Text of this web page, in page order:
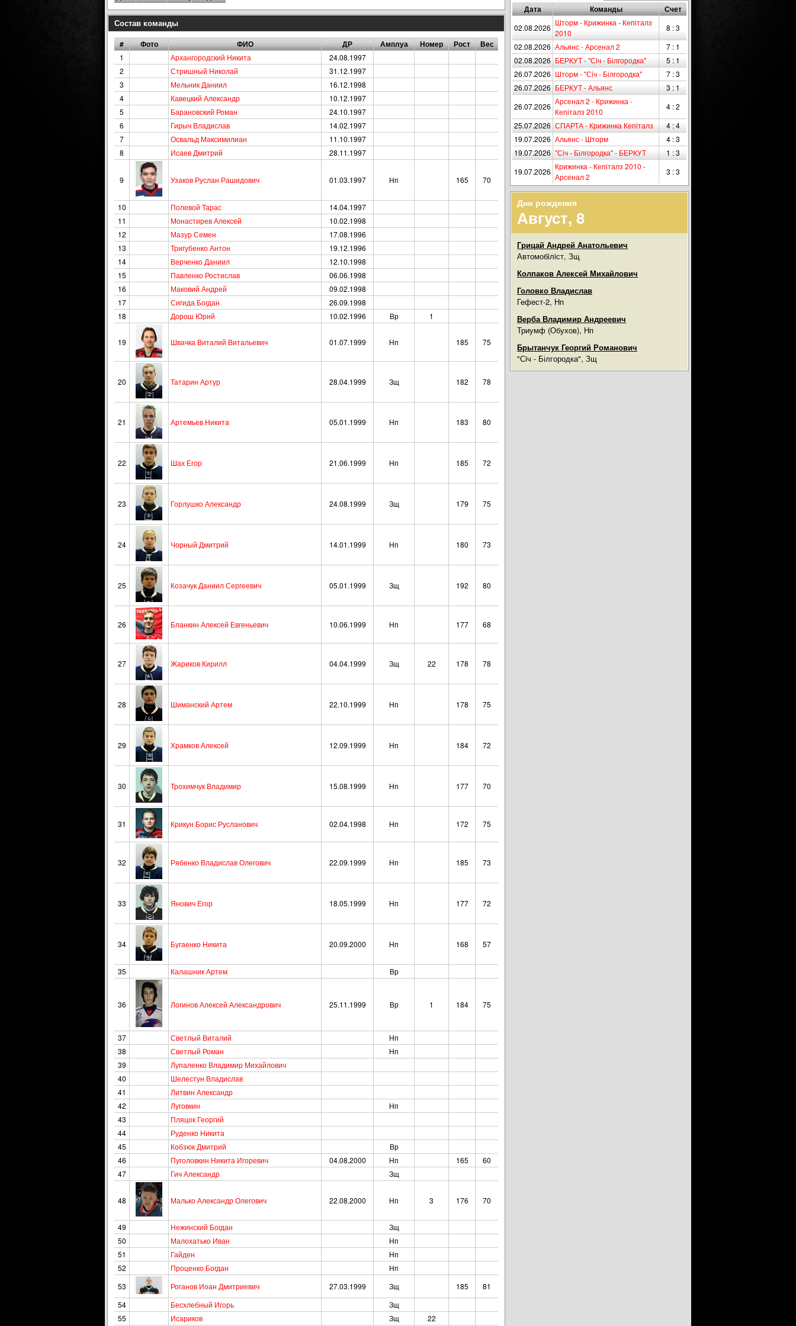
Дата Команды Счет
02.08.2026
Шторм - Крижинка - Кепіталз
2010
8 : 3
02.08.2026 Альянс - Арсенал 2
7 : 1
02.08.2026 БЕРКУТ - "Сiч - Білгородка"
5 : 1
26.07.2026 Шторм - "Сiч - Білгородка"
7 : 3
26.07.2026 БЕРКУТ - Альянс
3 : 1
26.07.2026
Арсенал 2 - Крижинка -
Кепіталз 2010
4 : 2
25.07.2026 СПАРТА - Крижинка Кепіталз
4 : 4
19.07.2026 Альянс - Шторм
4 : 3
19.07.2026 "Сiч - Білгородка" - БЕРКУТ
1 : 3
19.07.2026
Крижинка - Кепіталз 2010 -
Арсенал 2
3 : 3
Дни рождения
Август, 8
Грицай Андрей Анатольевич
Автомобiлiст, Зщ
Колпаков Алексей Михайлович
Головко Владислав
Гефест-2, Нп
Верба Владимир Андреевич
Триумф (Обухов), Нп
Брытанчук Георгий Романович
"Сiч - Білгородка", Зщ
Состав команды
# Фото ФИО ДР Амплуа Номер Рост Вес
1 Архангородский Никита
24.08.1997
2
Стришный Николай
31.12.1997
3
Мельник Даниил
16.12.1998
4
Кавецкий Александр
10.12.1997
5
Барановский Роман
24.10.1997
6
Гирыч Владислав
14.02.1997
7
Освальд Максимилиан
11.10.1997
8
Исаев Дмитрий 28.11.1997
9 Узаков Руслан Рашидович 01.03.1997 Нп 165 70
10 Полевой Тарас
14.04.1997
11
Монастирев Алексей
10.02.1998
12
Мазур Семен
17.08.1996
13
Тригубенко Антон
19.12.1996
14
Верченко Даниил
12.10.1998
15
Павленко Ростислав
06.06.1998
16
Маковий Андрей
09.02.1998
17
Сигида Богдан
26.09.1998
18
Дорош Юрий 10.02.1996 Вр 1
19 Швачка Виталий Витальевич 01.07.1999 Нп 185 75
20 Татарин Артур 28.04.1999 Зщ 182 78
21 Артемьев Никита 05.01.1999 Нп 183 80
22 Шах Егор 21.06.1999 Нп 185 72
23 Горлушко Александр 24.08.1999 Зщ 179 75
24 Чорный Дмитрий 14.01.1999 Нп 180 73
25 Козачук Даниил Сергеевич 05.01.1999 Зщ 192 80
26 Бланкин Алексей Евгеньевич 10.06.1999 Нп 177 68
27 Жариков Кирилл 04.04.1999 Зщ 22 178 78
28 Шиманский Артем 22.10.1999 Нп 178 75
29 Храмков Алексей 12.09.1999 Нп 184 72
30 Трохимчук Владимир 15.08.1999 Нп 177 70
31 Крикун Борис Русланович 02.04.1998 Нп 172 75
32 Рябенко Владислав Олегович 22.09.1999 Нп 185 73
33 Янович Егор 18.05.1999 Нп 177 72
34 Бугаенко Никита 20.09.2000 Нп 168 57
35 Калашник Артем Вр
36 Логинов Алексей Александрович 25.11.1999 Вр 1 184 75
37 Светлый Виталий
Нп
38
Светлый Роман
Нп
39
Лупаленко Владимир Михайлович
40
Шелестун Владислав
41
Литвин Александр
42
Луговкин
Нп
43
Пляцок Георгий
44
Руденко Никита
45
Кобзюк Дмитрий
Вр
46
Пуголовкин Никита Игоревич 04.08.2000 Нп 165
60
47
Гич Александр Зщ
48 Малько Александр Олегович 22.08.2000 Нп 3 176 70
49 Нежинский Богдан
Зщ
50
Малохатько Иван
Нп
51
Гайден
Нп
52
Проценко Богдан
Нп
53
Роганов Иоан Дмитриевич 27.03.1999 Зщ 185
81
54
Бесхлебный Игорь
Зщ
55
Исариков Зщ 22